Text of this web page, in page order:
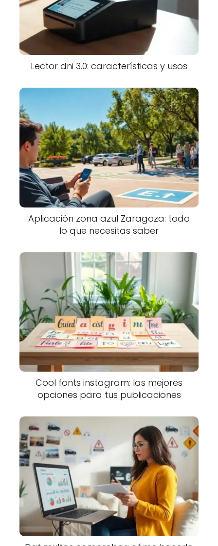
Lector dni 3.0: características y usos
Aplicación zona azul Zaragoza: todo
lo que necesitas saber
Cool fonts instagram: las mejores
opciones para tus publicaciones